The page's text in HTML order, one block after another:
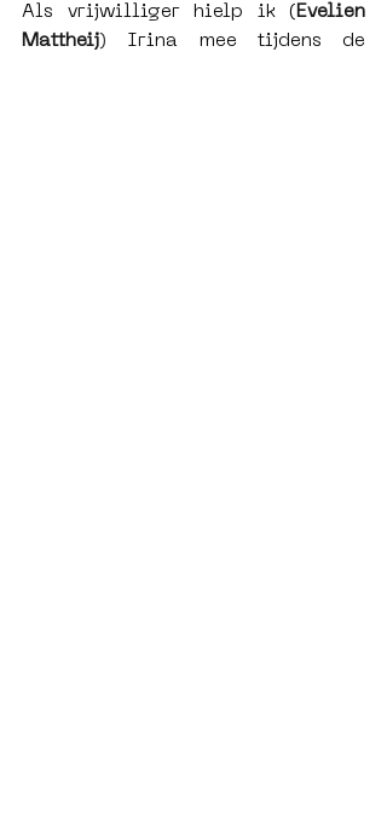
Als vrijwilliger hielp ik ( Evelien
Mattheij) Irina mee tijdens de